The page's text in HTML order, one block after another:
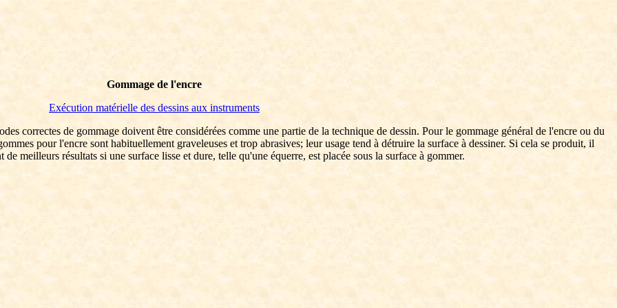
Gommage de l'encre
Exécution matérielle des dessins aux instruments
correctes de gommage doivent être considérées comme une partie de la technique de dessin. Pour le gommage général de l'encre ou du
pour l'encre sont habituellement graveleuses et trop abrasives; leur usage tend à détruire la surface à dessiner. Si cela se produit, il
meilleurs résultats si une surface lisse et dure, telle qu'une équerre, est placée sous la surface à gommer.